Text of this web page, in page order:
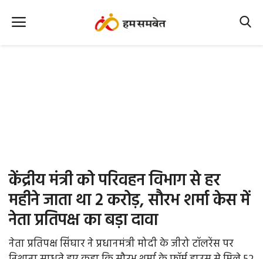
Office Office
Political Gossips
Farm & Food
केंद्रीय मंत्री को परिवहन विभाग से हर
महीने जाता था 2 करोड़, सौरभ शर्मा केस में
नेता प्रतिपक्ष का बड़ा दावा
नेता प्रतिपक्ष सिंघार ने प्रधानमंत्री मोदी के जीरो टॉलरेंस पर